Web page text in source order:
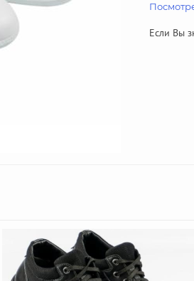
Если Вы